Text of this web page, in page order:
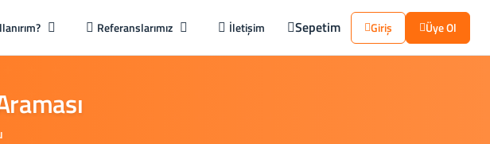
Referanslarımız İletişim Sepetim Giriş Üye Ol